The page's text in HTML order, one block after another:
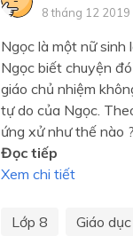
8 tháng 12 2019
Ngọc là một nữ sinh
Ngọc biết chuyện
giáo chủ nhiệm
tự do của Ngọc.
ứng xử như thế nào ?
Đọc tiếp
Xem chi tiết
Lớp 8
Giáo